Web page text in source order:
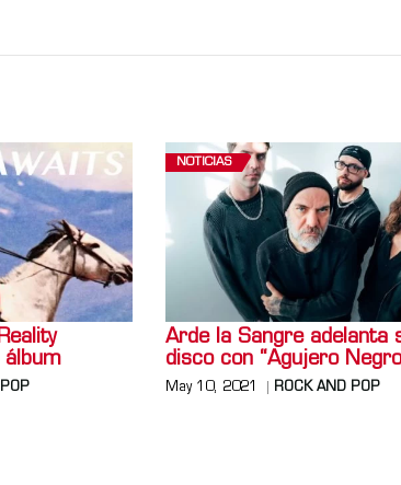
álbum
NOTICIAS
Arde la Sangre adelanta
disco con “Agujero
May 10, 2021 ROCK AND POP